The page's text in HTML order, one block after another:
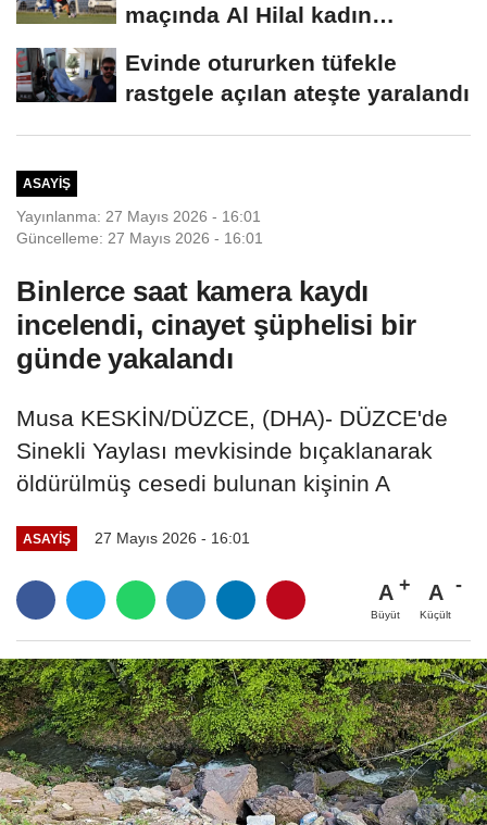
maçında Al Hilal kadın
Evinde otururken tüfekle
rastgele açılan ateşte yaralandı
ASAYIŞ
Yayınlanma: 27 Mayıs 2026 - 16:01
Güncelleme: 27 Mayıs 2026 - 16:01
Binlerce saat kamera kaydı
incelendi, cinayet şüphelisi bir
günde yakalandı
Musa KESKİN/DÜZCE, (DHA)- DÜZCE'de
Sinekli Yaylası mevkisinde bıçaklanarak
öldürülmüş cesedi bulunan kişinin A
ASAYIŞ 27 Mayıs 2026 - 16:01
A
Büyüt
A
Küçült